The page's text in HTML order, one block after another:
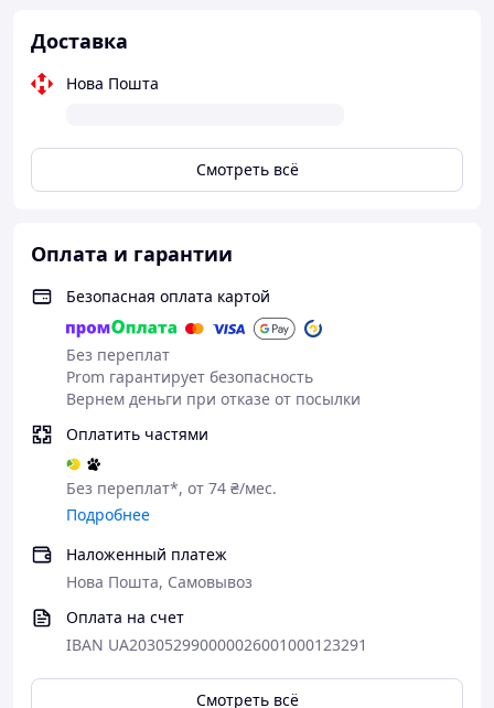
Доставка
Нова Пошта
Смотреть всё
Оплата и гарантии
Безопасная оплата картой
Без переплат
Prom гарантирует безопасность
Вернем деньги при отказе от посылки
Оплатить частями
Без переплат*, от 74 ₴/мес.
Подробнее
Наложенный платеж
Нова Пошта, Самовывоз
Оплата на счет
IBAN UA203052990000026001000123291
Смотреть всё